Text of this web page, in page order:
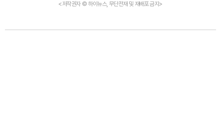
<저작권자 © 하이뉴스, 무단전재 및 재배포 금지>